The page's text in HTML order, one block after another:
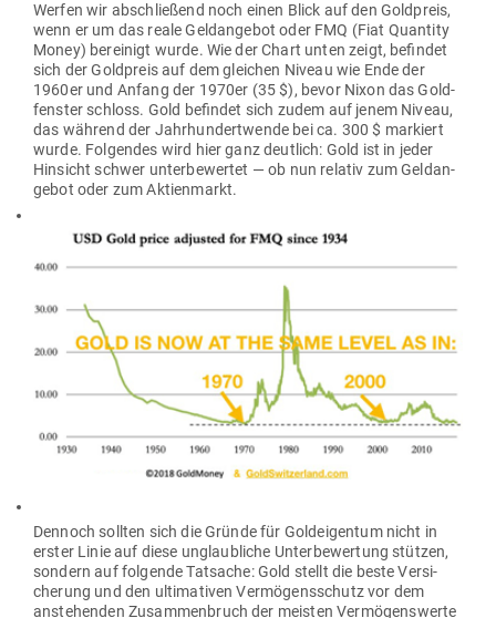
Werfen wir abschließend noch einen Blick auf den Gold­preis,
wenn er um das reale Geld­an­gebot oder FMQ (Fiat Quantity
Money) bereinigt wurde. Wie der Chart unten zeigt, befindet
sich der Gold­preis auf dem gleichen Niveau wie Ende der
1960er und Anfang der 1970er (35 $), bevor Nixon das Gold­
fenster schloss. Gold befindet sich zudem auf jenem Niveau,
das während der Jahr­hun­dert­wende bei ca. 300 $ mar­kiert
wurde. Fol­gendes wird hier ganz deutlich: Gold ist in jeder
Hin­sicht schwer unter­be­wertet — ob nun relativ zum Geld­an­
gebot oder zum Aktienmarkt.
Dennoch sollten sich die Gründe für Gold­ei­gentum nicht in
erster Linie auf diese unglaub­liche Unter­be­wertung stützen,
sondern auf fol­gende Tat­sache: Gold stellt die beste Ver­si­
cherung und den ulti­ma­tiven Ver­mö­gens­schutz vor dem
anste­henden Zusam­men­bruch der meisten Ver­mö­gens­werte